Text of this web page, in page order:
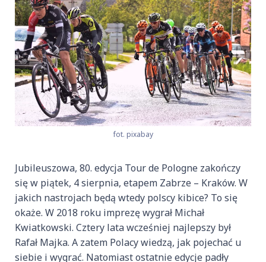
fot. pixabay
Jubileuszowa, 80. edycja Tour de Pologne zakończy
się w piątek, 4 sierpnia, etapem Zabrze – Kraków. W
jakich nastrojach będą wtedy polscy kibice? To się
okaże. W 2018 roku imprezę wygrał Michał
Kwiatkowski. Cztery lata wcześniej najlepszy był
Rafał Majka. A zatem Polacy wiedzą, jak pojechać u
siebie i wygrać. Natomiast ostatnie edycje padły